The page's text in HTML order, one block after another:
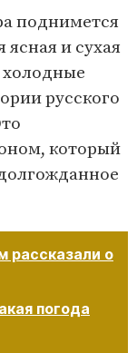
поднимется
ясная и сухая
русского
который
рассказали о
погода